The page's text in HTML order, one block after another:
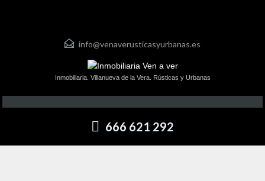
info@venaverusticasyurbanas.es
Inmobiliaria. Villanueva de la Vera. Rústicas y Urbanas
666 621 292